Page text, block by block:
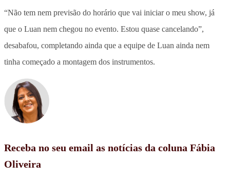
“Não tem nem previsão do horário que vai iniciar o meu show, já
que o Luan nem chegou no evento. Estou quase cancelando”,
desabafou, completando ainda que a equipe de Luan ainda nem
tinha começado a montagem dos instrumentos.
Receba no seu email as notícias da coluna Fábia
Oliveira